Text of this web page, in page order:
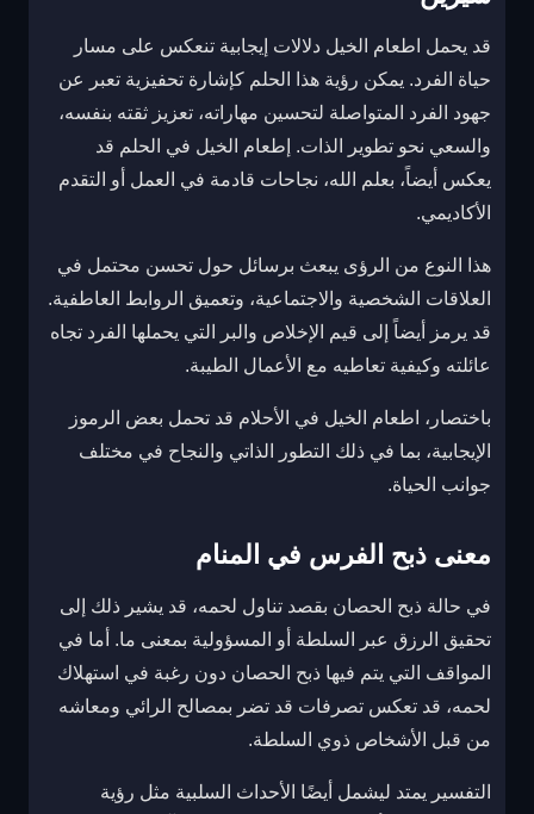
قد يحمل اطعام الخيل دلالات إيجابية تنعكس على مسار
حياة الفرد. يمكن رؤية هذا الحلم كإشارة تحفيزية تعبر عن
جهود الفرد المتواصلة لتحسين مهاراته، تعزيز ثقته بنفسه،
والسعي نحو تطوير الذات. إطعام الخيل في الحلم قد
يعكس أيضاً، بعلم الله، نجاحات قادمة في العمل أو التقدم
الأكاديمي.
هذا النوع من الرؤى يبعث برسائل حول تحسن محتمل في
العلاقات الشخصية والاجتماعية، وتعميق الروابط العاطفية.
قد يرمز أيضاً إلى قيم الإخلاص والبر التي يحملها الفرد تجاه
عائلته وكيفية تعاطيه مع الأعمال الطيبة.
باختصار، اطعام الخيل في الأحلام قد تحمل بعض الرموز
الإيجابية، بما في ذلك التطور الذاتي والنجاح في مختلف
جوانب الحياة.
معنى ذبح الفرس في المنام
في حالة ذبح الحصان بقصد تناول لحمه، قد يشير ذلك إلى
تحقيق الرزق عبر السلطة أو المسؤولية بمعنى ما. أما في
المواقف التي يتم فيها ذبح الحصان دون رغبة في استهلاك
لحمه، قد تعكس تصرفات قد تضر بمصالح الرائي ومعاشه
من قبل الأشخاص ذوي السلطة.
التفسير يمتد ليشمل أيضًا الأحداث السلبية مثل رؤية